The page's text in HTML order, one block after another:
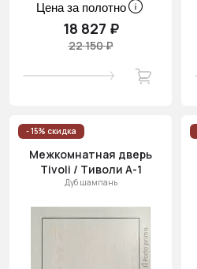
Цена за полотно
18 827 ₽
22 150 ₽
- 15% скидка
Межкомнатная дверь
Tivoli / Тиволи А-1
Дуб шампань